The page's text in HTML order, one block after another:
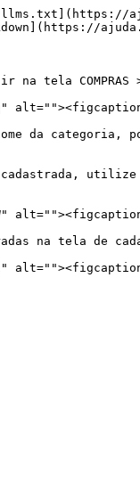
COMPRAS >
da categoria,
de cadastro